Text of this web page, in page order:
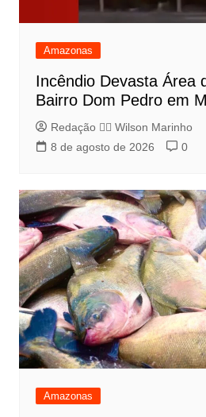
Amazonas
Incêndio Devasta Área
Bairro Dom Pedro em
Redação 👨‍⚖️​ Wilson Marinho
8 de agosto de 2026
0
Amazonas